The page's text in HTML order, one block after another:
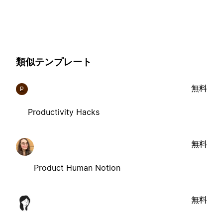
類似テンプレート
P
Productivity Hacks
無料
Product Human Notion
無料
無料